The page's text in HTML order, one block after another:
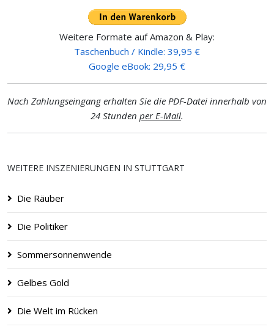
Weitere Formate auf Amazon & Play:
Taschenbuch / Kindle: 39,95 €
Google eBook: 29,95 €
Nach Zahlungseingang erhalten Sie die PDF-Datei innerhalb von
24 Stunden per E-Mail.
WEITERE INSZENIERUNGEN IN STUTTGART
Die Räuber
Die Politiker
Sommersonnenwende
Gelbes Gold
Die Welt im Rücken